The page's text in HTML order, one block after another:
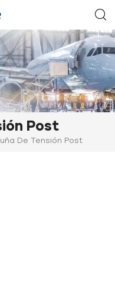
Post
De Tensión Post